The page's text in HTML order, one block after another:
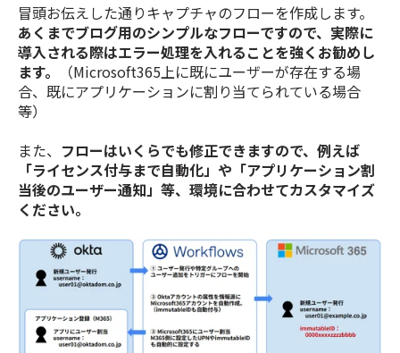
冒頭お伝えした通りキャプチャのフローを作成します。
あくまでブログ用のシンプルなフローですので、実際に
導入される際はエラー処理を入れることを強くお勧めし
ます。
（Microsoft365上に既にユーザーが存在する場
合、既にアプリケーションに割り当てられている場合
等）
また、 フローはいくらでも修正できますので、例えば
「ライセンス付与まで自動化」や「アプリケーション割
当後のユーザー通知」等、環境に合わせてカスタマイズ
ください。